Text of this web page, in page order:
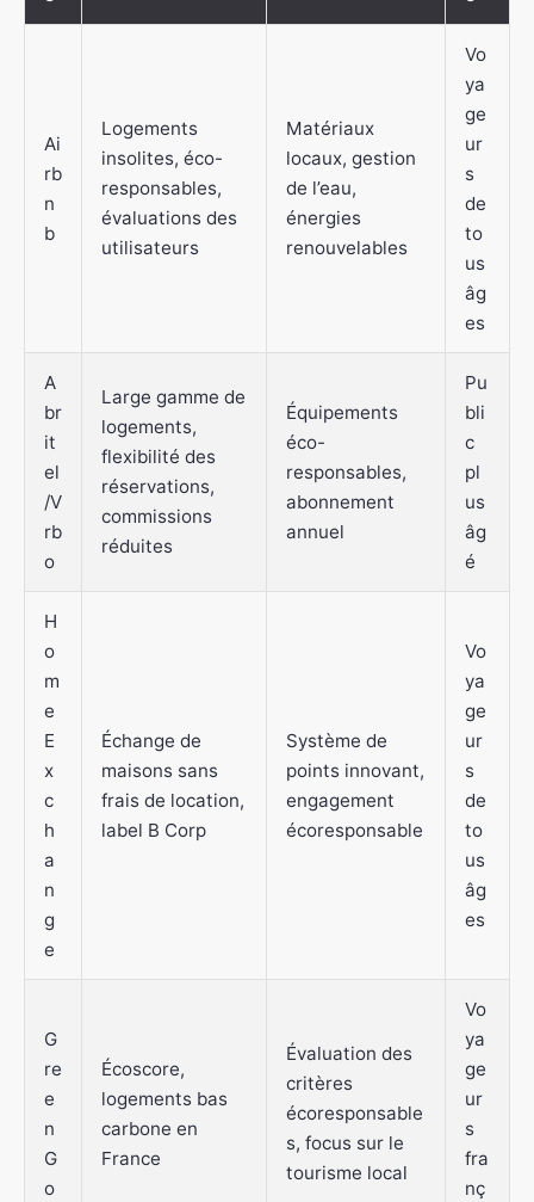
Ai
rb
n
b
Logements
insolites, éco-
responsables,
évaluations des
utilisateurs
Matériaux
locaux, gestion
de l’eau,
énergies
renouvelables
Vo
ya
ge
ur
s
de
to
us
âg
es
A
br
it
el
/V
rb
o
Large gamme de
logements,
flexibilité des
réservations,
commissions
réduites
Équipements
éco-
responsables,
abonnement
annuel
Pu
bli
c
pl
us
âg
é
H
o
m
e
E
x
c
h
a
n
g
e
Échange de
maisons sans
frais de location,
label B Corp
Système de
points innovant,
engagement
écoresponsable
Vo
ya
ge
ur
s
de
to
us
âg
es
G
re
e
n
G
o
Écoscore,
logements bas
carbone en
France
Évaluation des
critères
écoresponsable
s, focus sur le
tourisme local
Vo
ya
ge
ur
s
fra
nç